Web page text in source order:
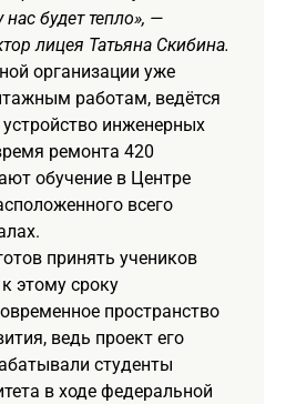
будет тепло», —
лицея Татьяна Скибина.
организации уже
работам, ведётся
инженерных
ремонта 420
обучение в Центре
всего
принять учеников
этому сроку
пространство
ведь проект его
студенты
в ходе федеральной